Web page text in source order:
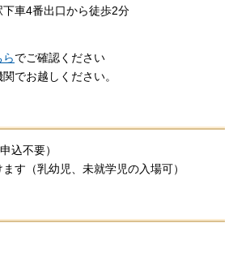
車4番出口から徒歩2分
らでご確認ください
でお越しください。
込不要）
す（乳幼児、未就学児の入場可）